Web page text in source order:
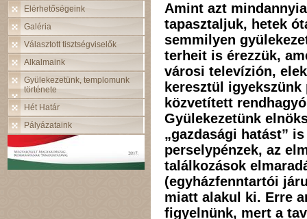
Elérhetőségeink
Galéria
Választott tisztségviselők
Alkalmaink
Gyülekezetünk, templomunk
története
Hét Határ
Pályázataink
Amint azt
tapasztaljuk, hetek
semmilyen
terheit is érezzük,
városi televízión,
keresztül
közvetített
Gyülekezetünk
„gazdasági hatást”
perselypénzek, az
találkozások
(egyházfenntartói
miatt alakul ki. Erre
figyelnünk, mert a